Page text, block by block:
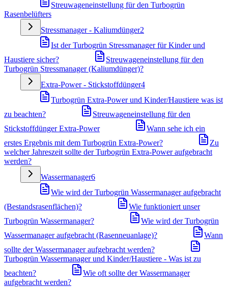
Streuwageneinstellung für den Turbogrün
Rasenbelüfters
Stressmanager - Kaliumdünger2
Ist der Turbogrün Stressmanager für Kinder und
Haustiere sicher?
Streuwageneinstellung für den
Turbogrün Stressmanager (Kaliumdünger)?
Extra-Power - Stickstoffdünger4
Turbogrün Extra-Power und Kinder/Haustiere was ist
zu beachten?
Streuwageneinstellung für den
Stickstoffdünger Extra-Power
Wann sehe ich ein
erstes Ergebnis mit dem Turbogrün Extra-Power?
Zu
welcher Jahreszeit sollte der Turbogrün Extra-Power aufgebracht
werden?
Wassermanager6
Wie wird der Turbogrün Wassermanager aufgebracht
(Bestandsrasenflächen)?
Wie funktioniert unser
Turbogrün Wassermanager?
Wie wird der Turbogrün
Wassermanager aufgebracht (Rasenneuanlage)?
Wann
sollte der Wassermanager aufgebracht werden?
Turbogrün Wassermanager und Kinder/Haustiere - Was ist zu
beachten?
Wie oft sollte der Wassermanager
aufgebracht werden?